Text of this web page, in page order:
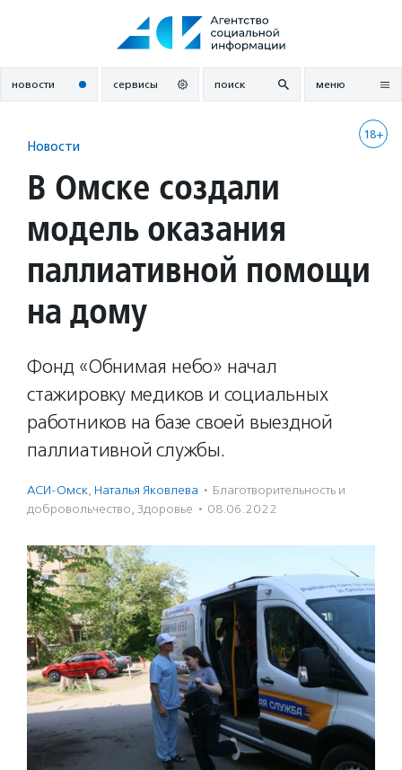
новости сервисы поиск меню
18+
Новости
В Омске создали
модель оказания
паллиативной помощи
на дому
Фонд «Обнимая небо» начал
стажировку медиков и социальных
работников на базе своей выездной
паллиативной службы.
АСИ-Омск, Наталья Яковлева · Благотвори­тель­ность и
доброволь­чест­во, Здоровье · 08.06.2022